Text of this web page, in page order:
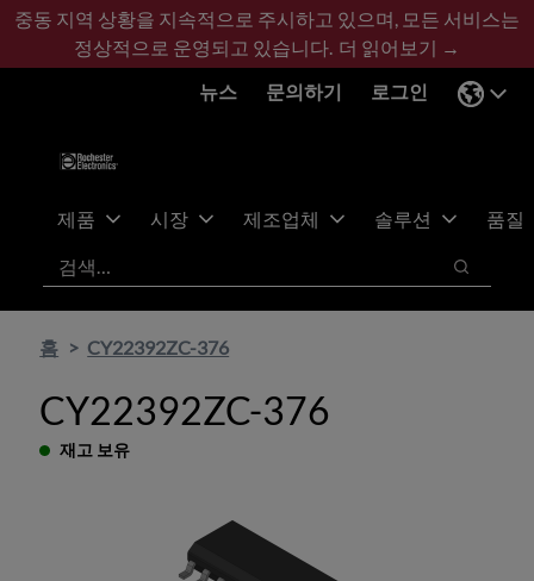
기
콘
바
글
중동 지역 상황을 지속적으로 주시하고 있으며, 모든 서비스는
정상적으로 운영되고 있습니다. 더 읽어보기 →
뉴스
문의하기 로그인
제품 시장 제조업체 솔루션
품질
검색
검색
홈 CY22392ZC-376
CY22392ZC-376
재고 보유